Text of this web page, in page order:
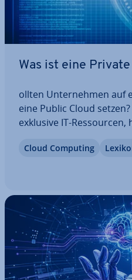
Was ist eine
ollten Un­ter­neh­men auf
eine Public Cloud
exklusive IT-
besonders für Firmen
Cloud Computing